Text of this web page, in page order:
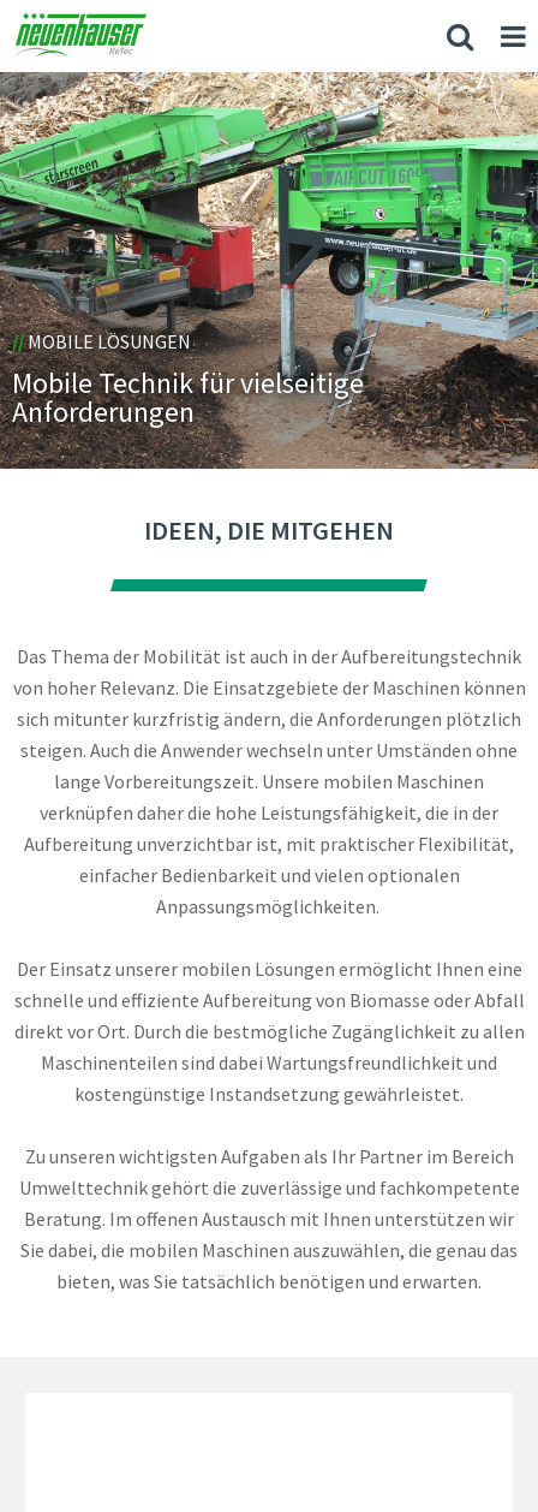
//MOBILE LÖSUNGEN
Mobile Technik für vielseitige
Anforderungen
IDEEN, DIE MITGEHEN
Das Thema der Mobilität ist auch in der Aufbereitungstechnik
von hoher Relevanz. Die Einsatzgebiete der Maschinen können
sich mitunter kurzfristig ändern, die Anforderungen plötzlich
steigen. Auch die Anwender wechseln unter Umständen ohne
lange Vorbereitungszeit. Unsere mobilen Maschinen
verknüpfen daher die hohe Leistungsfähigkeit, die in der
Aufbereitung unverzichtbar ist, mit praktischer Flexibilität,
einfacher Bedienbarkeit und vielen optionalen
Anpassungsmöglichkeiten.
Der Einsatz unserer mobilen Lösungen ermöglicht Ihnen eine
schnelle und effiziente Aufbereitung von Biomasse oder Abfall
direkt vor Ort. Durch die bestmögliche Zugänglichkeit zu allen
Maschinenteilen sind dabei Wartungsfreundlichkeit und
kostengünstige Instandsetzung gewährleistet.
Zu unseren wichtigsten Aufgaben als Ihr Partner im Bereich
Umwelttechnik gehört die zuverlässige und fachkompetente
Beratung. Im offenen Austausch mit Ihnen unterstützen wir
Sie dabei, die mobilen Maschinen auszuwählen, die genau das
bieten, was Sie tatsächlich benötigen und erwarten.